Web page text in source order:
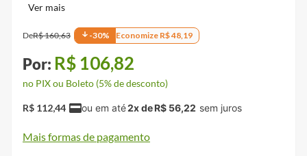
DeR$160,63 -30% Economize R$48,19
R$ 106,82
no PIX ou Boleto (5% de desconto)
R$ 112,44 2x deR$ 56,22
Mais formas de pagamento